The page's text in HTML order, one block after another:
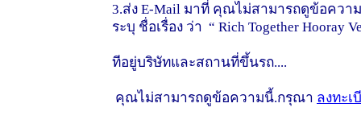
3.ส่ง E-Mail มาที่ คุณไม่สามารถดูข้อคว
ระบุ ชื่อเรื่อง ว่า “ Rich Together Hooray
ทีอยู่บริษัทและสถานที่ขึ้นรถ....
คุณไม่สามารถดูข้อความนี้.กรุณา ลงทะเ